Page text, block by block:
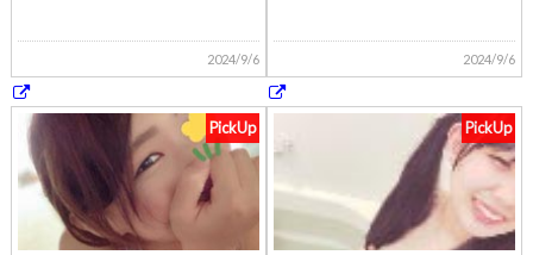
2024/9/6 2024/9/6
PickUp PickUp